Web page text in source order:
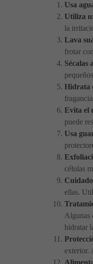
Usa
Utiliza
la
Lava
frotar
Sécalas
Hidrata
Evita el
puede
Usa
células
ellas.
Algunas
hidratar
exterior.